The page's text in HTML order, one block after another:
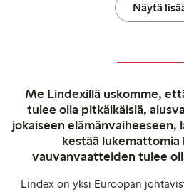
Näytä
Me Lindexillä uskomme,
tulee olla pitkäikäisiä,
jokaiseen
kestää lukemattomia
vauvanvaatteiden tulee
Lindex on yksi Euroopan